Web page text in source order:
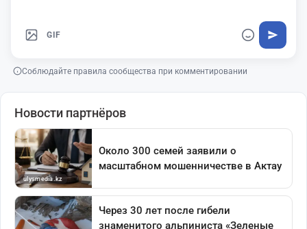
GIF
Соблюдайте правила сообщества при комментировании